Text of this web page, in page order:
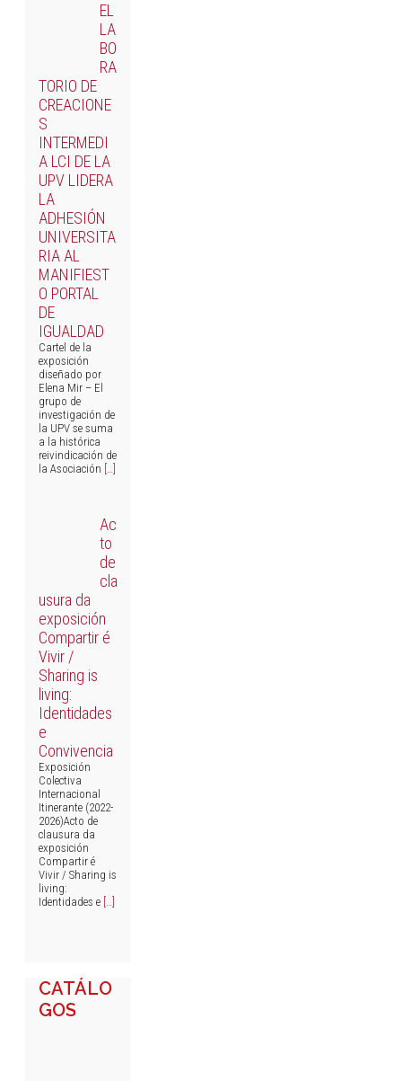
EL
LA
BO
RA
TORIO DE
CREACIONE
S
INTERMEDI
A LCI DE LA
UPV LIDERA
LA
ADHESIÓN
UNIVERSITA
RIA AL
MANIFIEST
O PORTAL
DE
IGUALDAD
Cartel de la
exposición
diseñado por
Elena Mir – El
grupo de
investigación de
la UPV se suma
a la histórica
reivindicación de
la Asociación […]
Ac
to
de
cla
usura da
exposición
Compartir é
Vivir /
Sharing is
living:
Identidades
e
Convivencia
Exposición
Colectiva
Internacional
Itinerante (2022-
2026)Acto de
clausura da
exposición
Compartir é
Vivir / Sharing is
living:
Identidades e […]
CATÁLO
GOS